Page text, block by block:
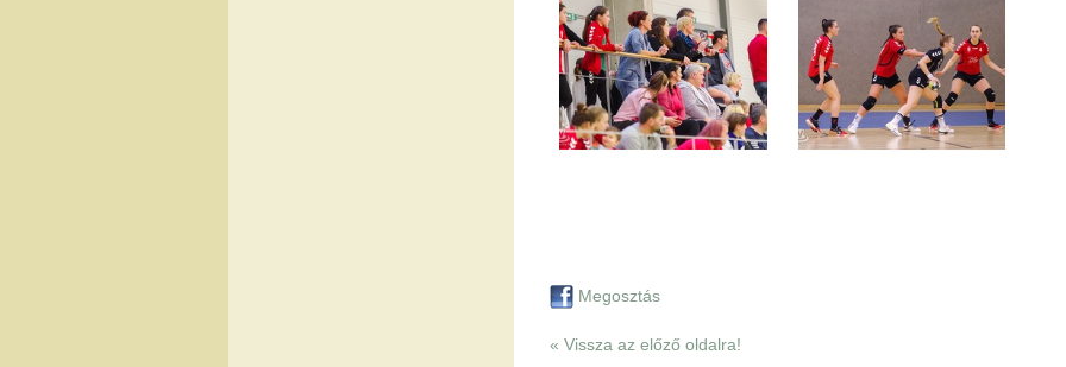
Megosztás
« Vissza az előző oldalra!